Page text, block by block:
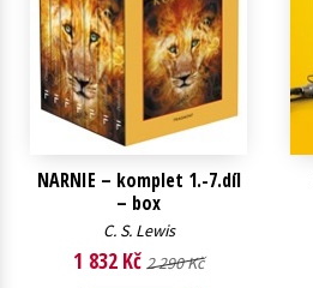
NARNIE – komplet 1.-7.díl
– box
C. S. Lewis
1 832 Kč 2 290 Kč